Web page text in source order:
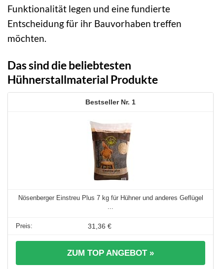
Funktionalität legen und eine fundierte
Entscheidung für ihr Bauvorhaben treffen
möchten.
Das sind die beliebtesten
Hühnerstallmaterial Produkte
1
Nösenberger Einstreu Plus 7 kg für Hühner und anderes Geflügel
...
31,36 €
ZUM TOP ANGEBOT »